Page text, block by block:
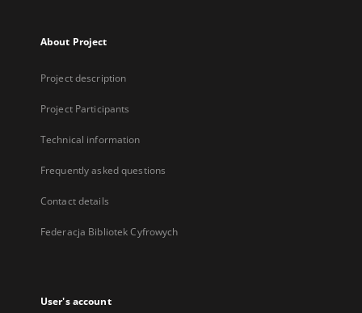
About Project
Project description
Project Participants
Technical information
Frequently asked questions
Contact details
Federacja Bibliotek Cyfrowych
User's account